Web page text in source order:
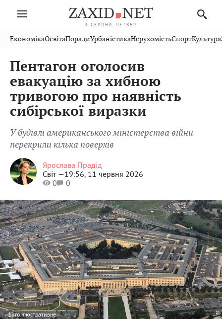
6 СЕРПНЯ, ЧЕТВЕР
Івано-
Франківськ
Волинь
Закарпаття
Рівне
Чернівці
Шептицький
Стрий
Хмельницький
Публікації
Авто СловкоКультура
Кіно Дім
ФотоОсвітаНерухомість
тварини
ЕкономікаОсвітаПорадиУрбаністикаНерухомістьСпортКультура
Пентагон оголосив
евакуацію за хибною
тривогою про наявність
сибірської виразки
У будівлі американського міністерства війни
перекрили кілька поверхів
Ярослава Прадід
Світ —19:56, 11 червня 2026
0
0
фотоілюстративне